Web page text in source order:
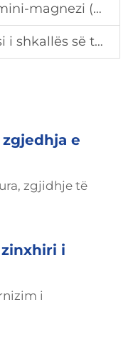
dhe përdorimet më të mira
Al-Mg: 5056, 5154, 5083 dhe më shumë
e
zgjidhje të
i
i